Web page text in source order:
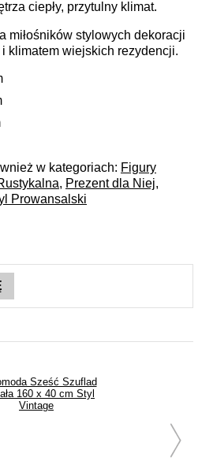
ciepły, przytulny klimat.
miłośników stylowych dekoracji
klimatem wiejskich rezydencji.
w kategoriach: Figury
, Prezent dla Niej,
Prowansalski